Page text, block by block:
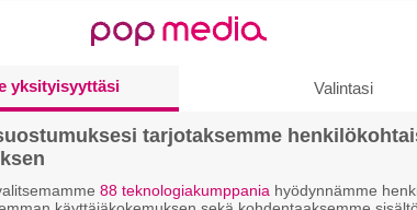
yksityisyyttäsi Valintasi
tarjotaksemme
88 teknologiakumppania hyödynnämme